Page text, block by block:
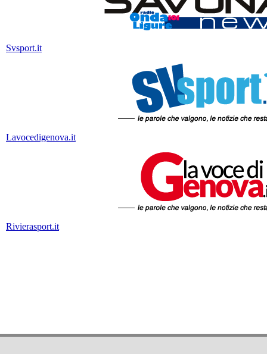
Svsport.it
Lavocedigenova.it
Rivierasport.it